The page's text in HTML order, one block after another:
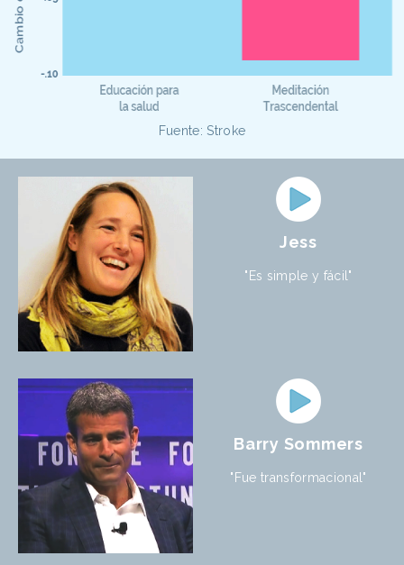
Fuente: Stroke
Jess
"Es simple y fácil"
Barry Sommers
"Fue transformacional"